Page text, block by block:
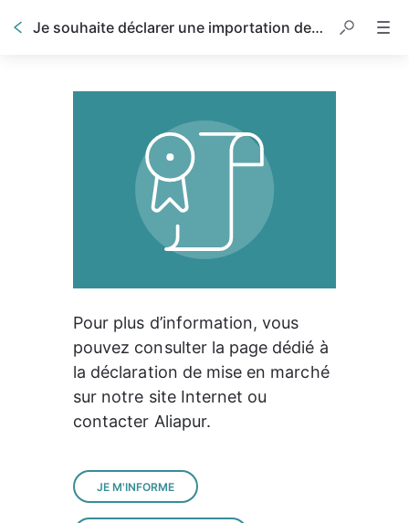
Je souhaite déclarer une importation de pneus, comment faire ?
Pour plus d’information, vous
pouvez consulter la page dédié à
la déclaration de mise en marché
sur notre site Internet ou
contacter Aliapur.
JE M'INFORME